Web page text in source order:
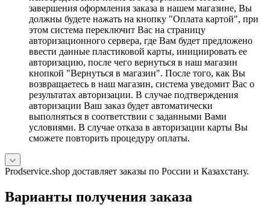
завершения оформления заказа в нашем магазине, Вы
должны будете нажать на кнопку "Оплата картой", при
этом система переключит Вас на страницу
авторизационного сервера, где Вам будет предложено
ввести данные пластиковой карты, инициировать ее
авторизацию, после чего вернуться в наш магазин
кнопкой "Вернуться в магазин". После того, как Вы
возвращаетесь в наш магазин, система уведомит Вас о
результатах авторизации. В случае подтверждения
авторизации Ваш заказ будет автоматически
выполняться в соответствии с заданными Вами
условиями. В случае отказа в авторизации карты Вы
сможете повторить процедуру оплаты.
Prodservice.shop доставляет заказы по России и Казахстану.
Варианты получения заказа